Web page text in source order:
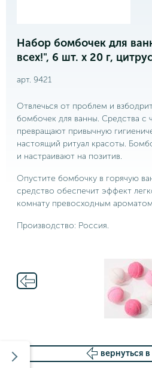
Набор бомбочек для
всех!", 6 шт. х 20 г,
арт. 9421
Отвлечься от проблем и
бомбочек для ванны. Средства с
превращают привычную
настоящий ритуал красоты.
и настраивают на позитив.
Опустите бомбочку в горячую
средство обеспечит эффект
комнату превосходным
Производство: Россия.
вернуться